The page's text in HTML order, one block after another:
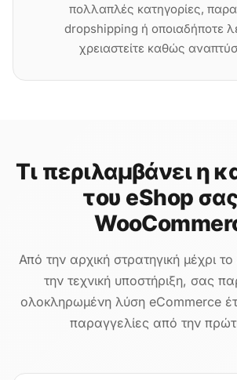
πολλαπλές κατηγορίες,
dropshipping ή οποιαδήποτε
χρειαστείτε καθώς
Τι περιλαμβάνει η
του eShop
Από την αρχική στρατηγική μέχρι
την τεχνική υποστήριξη, σας
ολοκληρωμένη λύση eCommerce
παραγγελίες από την